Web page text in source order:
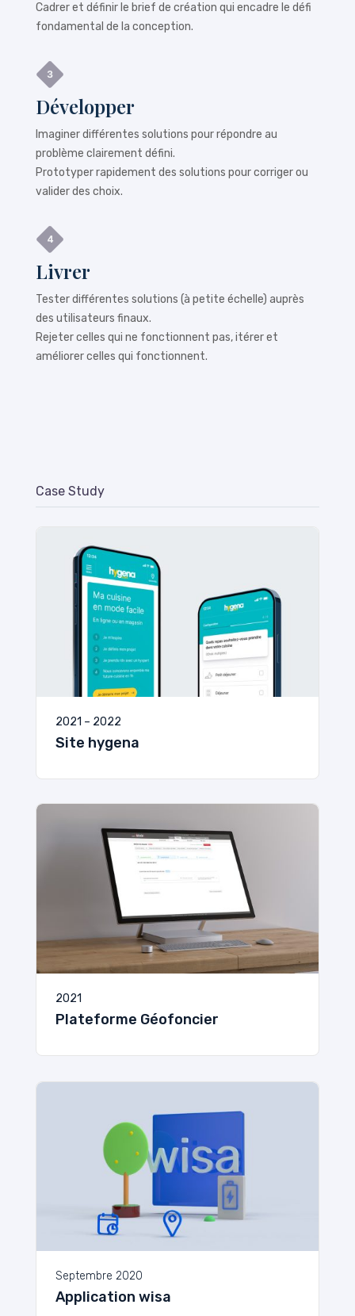
Cadrer et définir le brief de création qui encadre le défi
fondamental de la conception.
Développer
Imaginer différentes solutions pour répondre au
problème clairement défini.
Prototyper rapidement des solutions pour corriger ou
valider des choix.
Livrer
Tester différentes solutions (à petite échelle) auprès
des utilisateurs finaux.
Rejeter celles qui ne fonctionnent pas, itérer et
améliorer celles qui fonctionnent.
Case Study
2021 – 2022
Site hygena
2021
Plateforme Géofoncier
Septembre 2020
Application wisa